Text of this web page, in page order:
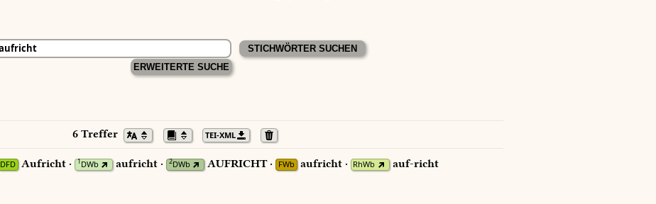
ERWEITERTE SUCHE
6 Treffer TEI-XML
DFD Aufricht · 1DWb aufricht · 2DWb AUFRICHT · FWb aufricht · RhWb auf-richt